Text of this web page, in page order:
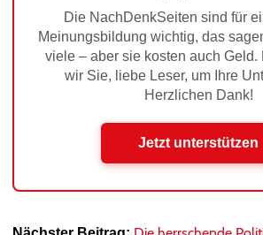
Die NachDenkSeiten sind für
Meinungsbildung wichtig, das
viele – aber sie kosten auch Geld.
wir Sie, liebe Leser, um Ihre
Herzlichen Dank!
Jetzt unterstützen